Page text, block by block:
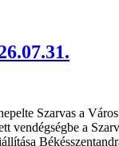
Szarvas a
vendégségbe a